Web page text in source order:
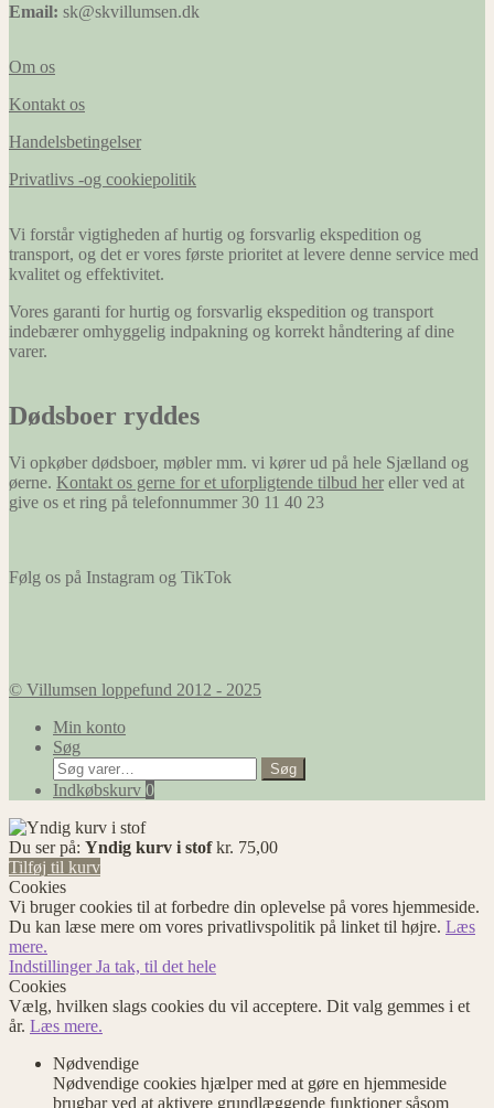
Email: sk@skvillumsen.dk
Om os
Kontakt os
Handelsbetingelser
Privatlivs -og cookiepolitik
Vi forstår vigtigheden af hurtig og forsvarlig ekspedition og
transport, og det er vores første prioritet at levere denne service med
kvalitet og effektivitet.
Vores garanti for hurtig og forsvarlig ekspedition og transport
indebærer omhyggelig indpakning og korrekt håndtering af dine
varer.
Dødsboer ryddes
Vi opkøber dødsboer, møbler mm. vi kører ud på hele Sjælland og
øerne. Kontakt os gerne for et uforpligtende tilbud her eller ved at
give os et ring på telefonnummer 30 11 40 23
Følg os på Instagram og TikTok
© Villumsen loppefund 2012 - 2025
Min konto
Søg
Søg
efter:
Søg
Indkøbskurv 0
Du ser på: Yndig kurv i stof kr. 75,00
Tilføj til kurv
Cookies
Vi bruger cookies til at forbedre din oplevelse på vores hjemmeside.
Du kan læse mere om vores privatlivspolitik på linket til højre. Læs
mere.
IndstillingerJa tak, til det hele
Cookies
Vælg, hvilken slags cookies du vil acceptere. Dit valg gemmes i et
år. Læs mere.
Nødvendige
Nødvendige cookies hjælper med at gøre en hjemmeside
brugbar ved at aktivere grundlæggende funktioner såsom